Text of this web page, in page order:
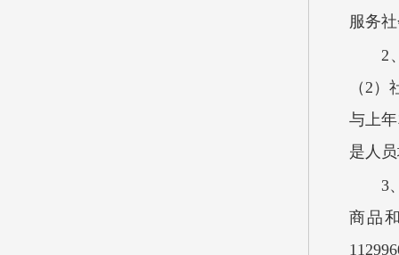
服务
2
（2
与上
是人
3
商品